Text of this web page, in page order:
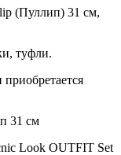
(Пуллип) 31 см,
туфли.
31 см
Look OUTFIT Set